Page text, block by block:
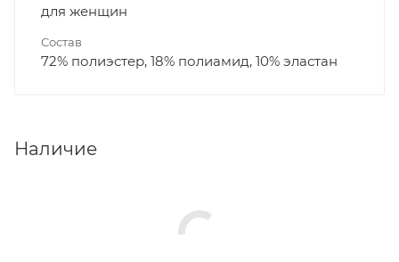
для женщин
Состав
72% полиэстер, 18% полиамид, 10% эластан
Наличие